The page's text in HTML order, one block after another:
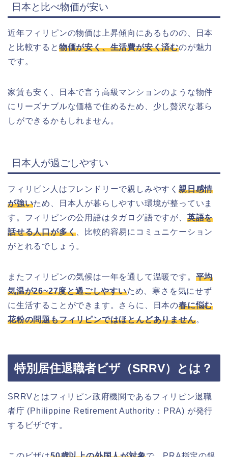
日本と比べ物価が安い
近年フィリピンの物価は上昇傾向にあるものの、日本
と比較すると 物価が安く、生活費が安く済むのが魅力
です。
家賃も安く、日本で言う高級マンションのような物件
にリーズナブルな価格で住めるため、少し贅沢な暮ら
しができるかもしれません。
日本人が過ごしやすい
フィリピン人はフレンドリーで親しみやすく 親日感情
が強いため、日本人が暮らしやすい環境が整っていま
す。フィリピンの公用語はタガログ語ですが、 英語を
話せる人口が多く 、比較的容易にコミュニケーション
がとれるでしょう。
またフィリピンの気候は一年を通して温暖です。 平均
気温が26~27度と過ごしやすいため、寒さを気にせず
に生活することができます。さらに、日本の春に悩む
花粉の問題もフィリピンではほとんどありません。
特別居住退職者ビザ（SRRV）とは？
SRRVとはフィリピン政府機関であるフィリピン退職
者庁 (Philippine Retirement Authority：PRA) が発行
するビザです。